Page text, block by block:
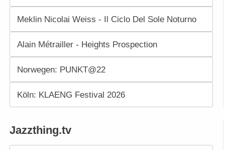
Meklin Nicolai Weiss - Il Ciclo Del Sole Noturno
Alain Métrailler - Heights Prospection
Norwegen: PUNKT@22
Köln: KLAENG Festival 2026
Jazzthing.tv